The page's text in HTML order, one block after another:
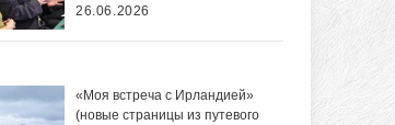
26.06.2026
«Моя встреча с Ирландией»
(новые страницы из путевого